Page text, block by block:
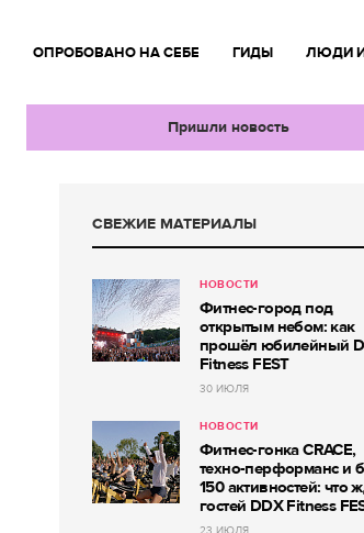
ОПРОБОВАНО НА СЕБЕ ГИДЫ ЛЮДИ
Пришли новость
СВЕЖИЕ МАТЕРИАЛЫ
НОВОСТИ
Фитнес-город под
открытым небом: как
прошёл юбилейный
Fitness FEST
30 ИЮЛЯ
НОВОСТИ
Фитнес-гонка CRACE,
техно-перформанс и
150 активностей: что
гостей DDX Fitness